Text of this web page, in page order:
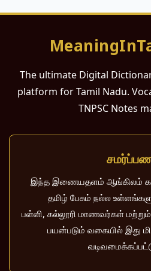
The ultimate Digital
platform for Tamil Nadu.
TNPSC Notes
இந்த இணையதளம் ஆங்கிலம்
தமிழ் பேசும் நல்ல
பள்ளி, கல்லூரி மாணவர்கள்
பயன்படும் வகையில் இது